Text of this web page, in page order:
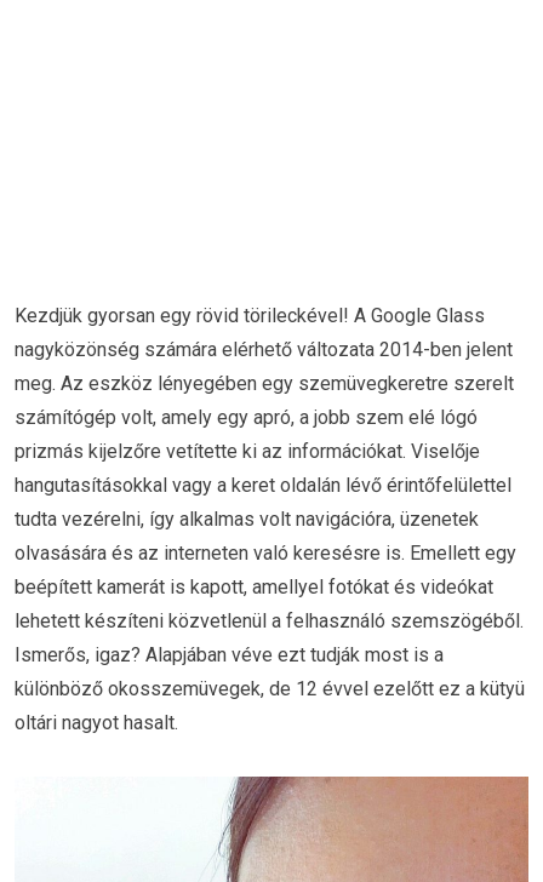
Kezdjük gyorsan egy rövid törileckével! A Google Glass
nagyközönség számára elérhető változata 2014-ben jelent
meg. Az eszköz lényegében egy szemüvegkeretre szerelt
számítógép volt, amely egy apró, a jobb szem elé lógó
prizmás kijelzőre vetítette ki az információkat. Viselője
hangutasításokkal vagy a keret oldalán lévő érintőfelülettel
tudta vezérelni, így alkalmas volt navigációra, üzenetek
olvasására és az interneten való keresésre is. Emellett egy
beépített kamerát is kapott, amellyel fotókat és videókat
lehetett készíteni közvetlenül a felhasználó szemszögéből.
Ismerős, igaz? Alapjában véve ezt tudják most is a
különböző okosszemüvegek, de 12 évvel ezelőtt ez a kütyü
oltári nagyot hasalt.